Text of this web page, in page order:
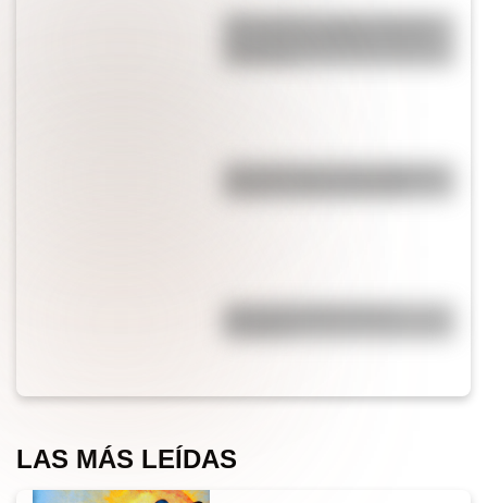
¿Por qué los cordones tienen
¿Es cierto que el chocolate es
peligroso para los perros?
¿Por qué el jabón forma
LAS MÁS LEÍDAS